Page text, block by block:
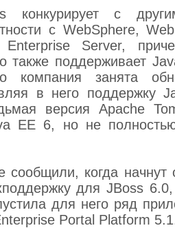
конкурирует с
с WebSphere,
Server,
также поддерживает
компания занята
в него поддержку
версия Apache
EE 6, но не
когда начнут
для JBoss
для него ряд
Portal Platform